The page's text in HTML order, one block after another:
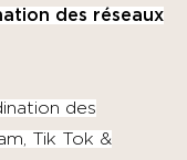
des réseaux
des
Tik Tok &